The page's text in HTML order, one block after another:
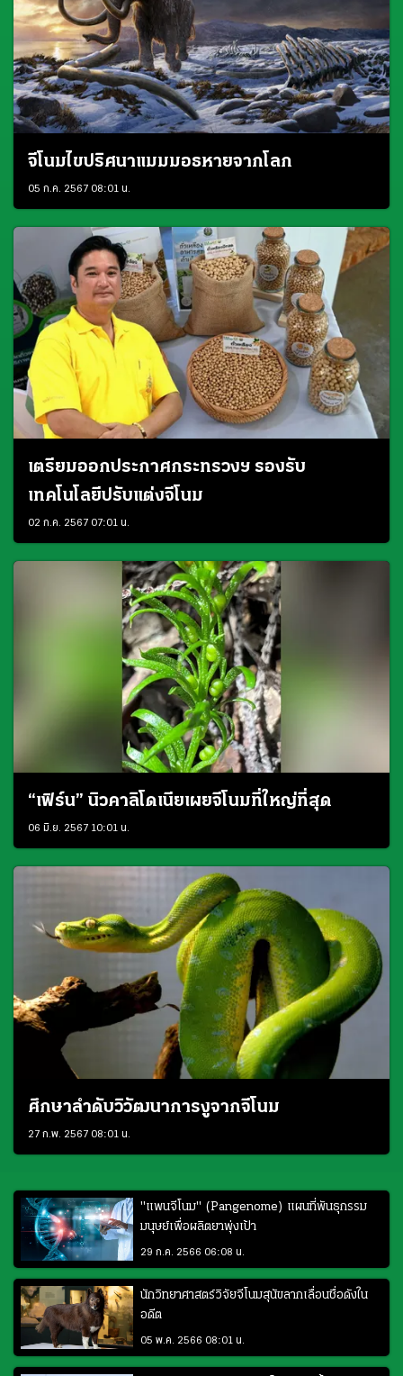
จีโนมไขปริศนาแมมมอธหายจากโลก
05 ก.ค. 2567 08:01 น.
เตรียมออกประกาศกระทรวงฯ รองรับ
เทคโนโลยีปรับแต่งจีโนม
02 ก.ค. 2567 07:01 น.
“เฟิร์น” นิวคาลิโดเนียเผยจีโนมที่ใหญ่ที่สุด
06 มิ.ย. 2567 10:01 น.
ศึกษาลำดับวิวัฒนาการงูจากจีโนม
27 ก.พ. 2567 08:01 น.
"แพนจีโนม" (Pangenome) แผนที่พันธุกรรม
มนุษย์เพื่อผลิตยาพุ่งเป้า
29 ก.ค. 2566 06:08 น.
นักวิทยาศาสตร์วิจัยจีโนมสุนัขลากเลื่อนชื่อดังใน
อดีต
05 พ.ค. 2566 08:01 น.